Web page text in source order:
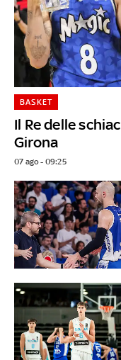
Il Re delle
Girona
BASKET
07 ago - 09:25